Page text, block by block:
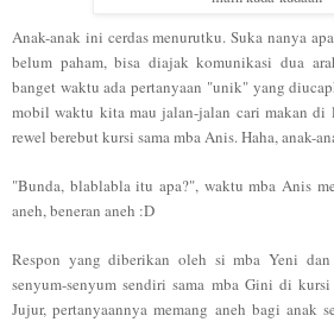
Anak-anak ini cerdas menurutku. Suka nanya
belum paham, bisa diajak komunikasi dua
banget waktu ada pertanyaan "unik" yang
mobil waktu kita mau jalan-jalan cari makan di
rewel berebut kursi sama mba Anis. Haha, anak-
"Bunda, blablabla itu apa?", waktu mba Anis
aneh, beneran aneh :D
Respon yang diberikan oleh si mba Yeni
senyum-senyum sendiri sama mba Gini di
Jujur, pertanyaannya memang aneh bagi anak